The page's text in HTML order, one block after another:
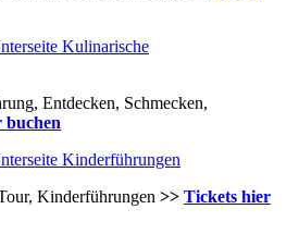
Entdecken, Schmecken,
buchen
Kinderführungen >> Tickets hier